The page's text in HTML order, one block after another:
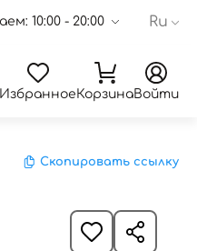
10:00 - 20:00 Ru
ИзбранноеКорзинаВойти
Скопировать ссылку